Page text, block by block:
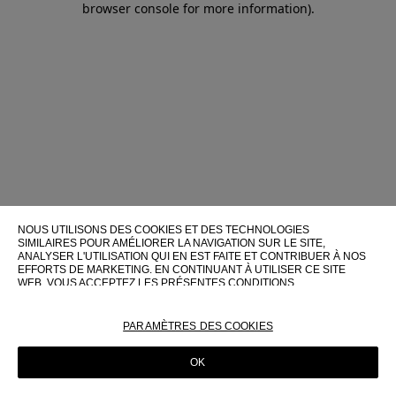
browser console for more information).
NOUS UTILISONS DES COOKIES ET DES TECHNOLOGIES
SIMILAIRES POUR AMÉLIORER LA NAVIGATION SUR LE SITE,
ANALYSER L'UTILISATION QUI EN EST FAITE ET CONTRIBUER À NOS
EFFORTS DE MARKETING. EN CONTINUANT À UTILISER CE SITE
WEB, VOUS ACCEPTEZ LES PRÉSENTES CONDITIONS
POUR PLUS D'INFORMATIONS SUR CES TECHNOLOGIES ET LEUR
POLITIQUE EN MATIÈRE DE COOKIES
PARAMÈTRES DES COOKIES
OK